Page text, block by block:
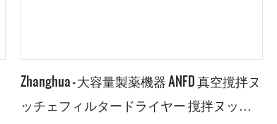
Zhanghua - 大容量製薬機器 ANFD 真空撹拌ヌ
ッチェフィルタードライヤー 撹拌ヌッチ